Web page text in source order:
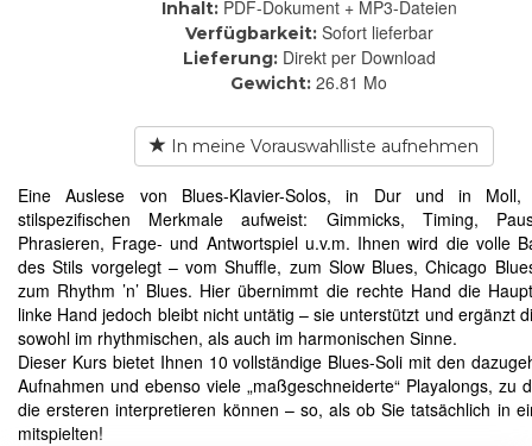
Inhalt: PDF-Dokument + MP3-Dateien
Verfügbarkeit: Sofort lieferbar
Lieferung: Direkt per Download
Gewicht: 26.81 Mo
In meine Vorauswahlliste aufnehmen
Eine Auslese von Blues-Klavier-Solos, in Dur und in
stilspezifischen Merkmale aufweist: Gimmicks, Timing,
Phrasieren, Frage- und Antwortspiel u.v.m. Ihnen wird die volle
des Stils vorgelegt – vom Shuffle, zum Slow Blues, Chicago
zum Rhythm ’n’ Blues. Hier übernimmt die rechte Hand die
linke Hand jedoch bleibt nicht untätig – sie unterstützt und ergänzt
sowohl im rhythmischen, als auch im harmonischen Sinne.
Dieser Kurs bietet Ihnen 10 vollständige Blues-Soli mit den
Aufnahmen und ebenso viele „maßgeschneiderte“ Playalongs, zu
die ersteren interpretieren können – so, als ob Sie tatsächlich in
mitspielten!